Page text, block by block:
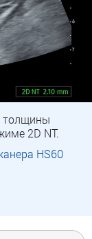
толщины
2D NT.
HS60